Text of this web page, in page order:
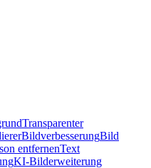
Transparenter
BildverbesserungBild
entfernenText
KI-Bilderweiterung